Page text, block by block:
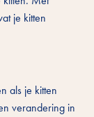
je kitten
als je kitten
verandering in